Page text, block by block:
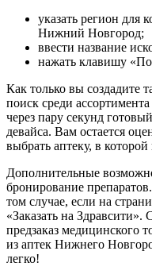
указать регион для
Нижний Новгород;
ввести название
нажать клавишу
Как только вы создадите
поиск среди ассортимента
через пару секунд
девайса. Вам остается
выбрать аптеку, в
Дополнительные
бронирование
том случае, если на
«Заказать на
предзаказ медицинского
из аптек Нижнего
легко!